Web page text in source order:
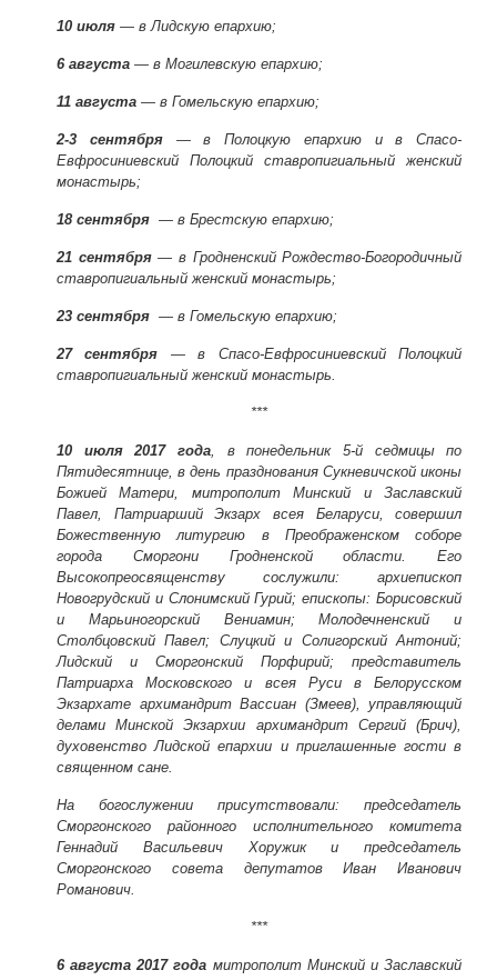
10 июля — в Лидскую епархию;
6 августа — в Могилевскую епархию;
11 августа — в Гомельскую епархию;
2-3 сентября— в Полоцкую епархию и в Спасо-
Евфросиниевский Полоцкий ставропигиальный женский
монастырь;
18 сентября — в Брестскую епархию;
21 сентября— в Гродненский Рождество-Богородичный
ставропигиальный женский монастырь;
23 сентября — в Гомельскую епархию;
27 сентября — в Спасо-Евфросиниевский Полоцкий
ставропигиальный женский монастырь.
***
10 июля 2017 года, в понедельник 5-й седмицы по
Пятидесятнице, в день празднования Сукневичской иконы
Божией Матери, митрополит Минский и Заславский
Павел, Патриарший Экзарх всея Беларуси, совершил
Божественную литургию в Преображенском соборе
города Сморгони Гродненской области. Его
Высокопреосвященству сослужили: архиепископ
Новогрудский и Слонимский Гурий; епископы: Борисовский
и Марьиногорский Вениамин; Молодечненский и
Столбцовский Павел; Слуцкий и Солигорский Антоний;
Лидский и Сморгонский Порфирий; представитель
Патриарха Московского и всея Руси в Белорусском
Экзархате архимандрит Вассиан (Змеев), управляющий
делами Минской Экзархии архимандрит Сергий (Брич),
духовенство Лидской епархии и приглашенные гости в
священном сане.
На богослужении присутствовали: председатель
Сморгонского районного исполнительного комитета
Геннадий Васильевич Хоружик и председатель
Сморгонского совета депутатов Иван Иванович
Романович.
***
6 августа 2017 года митрополит Минский и Заславский